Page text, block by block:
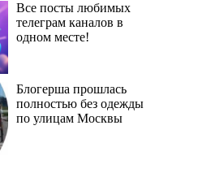
Все посты любимых
телеграм каналов в
одном месте!
Блогерша прошлась
полностью без одежды
по улицам Москвы